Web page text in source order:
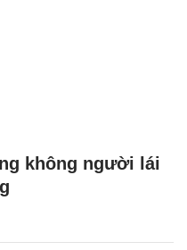
không người lái